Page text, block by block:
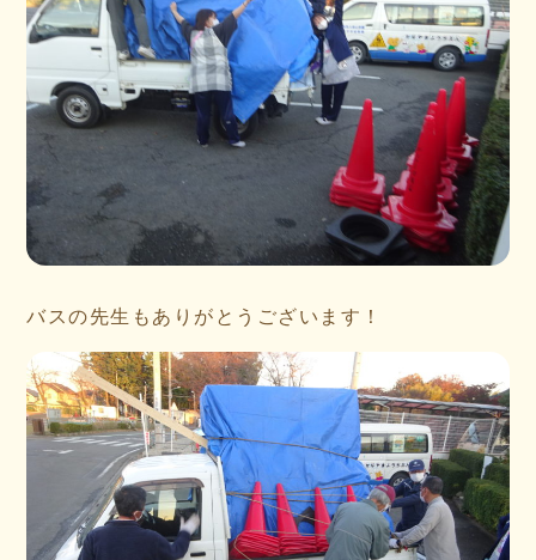
バスの先生もありがとうございます！